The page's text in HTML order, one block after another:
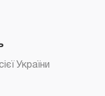
України